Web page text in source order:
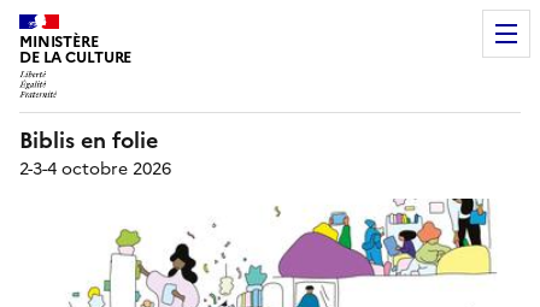
MINISTÈRE
DE LA CULTURE
Biblis en folie
2-3-4 octobre 2026